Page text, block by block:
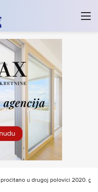
u drugoj polovici 2020.